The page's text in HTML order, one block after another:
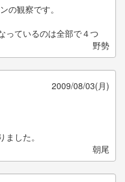
の観察です。
っているのは全部で４つ
野勢
2009/08/03(月)
した。
朝尾